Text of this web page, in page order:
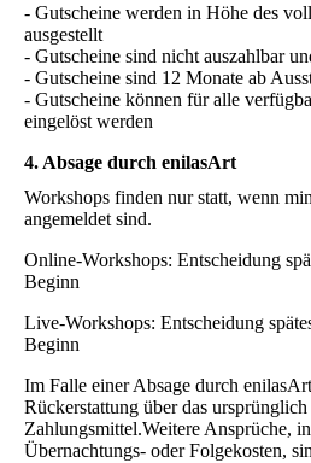
- Gutscheine werden in Höhe des
ausgestellt
- Gutscheine sind nicht auszahlbar
- Gutscheine sind 12 Monate ab
- Gutscheine können für alle
eingelöst werden
4. Absage durch enilasArt
Workshops finden nur statt, wenn
angemeldet sind.
Online-Workshops: Entscheidung
Beginn
Live-Workshops: Entscheidung
Beginn
Im Falle einer Absage durch
Rückerstattung über das
Zahlungsmittel.Weitere Ansprüche,
Übernachtungs- oder Folgekosten,